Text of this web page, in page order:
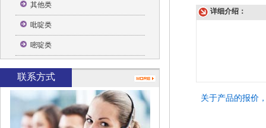
其他类
吡啶类
嘧啶类
联系方式
详细介绍：
关于产品的报价